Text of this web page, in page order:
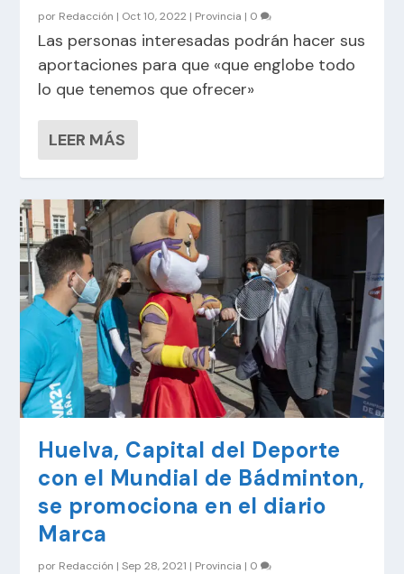
por Redacción | Oct 10, 2022 | Provincia | 0
Las personas interesadas podrán hacer sus
aportaciones para que «que englobe todo
lo que tenemos que ofrecer»
LEER MÁS
Huelva, Capital del Deporte
con el Mundial de Bádminton,
se promociona en el diario
Marca
por Redacción |Sep 28, 2021 | Provincia | 0